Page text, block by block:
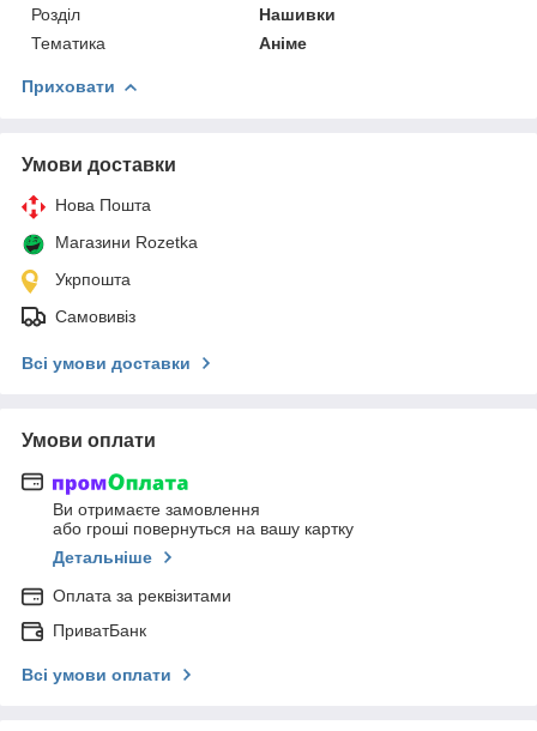
Розділ
Нашивки
Тематика
Аніме
Приховати
Умови доставки
Нова Пошта
Магазини Rozetka
Укрпошта
Самовивіз
Всі умови доставки
Умови оплати
Ви отримаєте замовлення
або гроші повернуться на вашу картку
Детальніше
Оплата за реквізитами
ПриватБанк
Всі умови оплати